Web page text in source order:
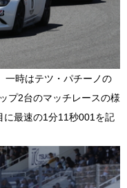
一時はテツ・パチーノの
プ2台のマッチレースの様
に最速の1分11秒001を記